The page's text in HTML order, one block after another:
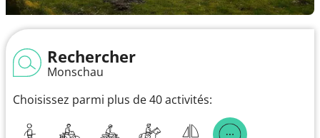
Rechercher
Monschau
Choisissez parmi plus de 40 activités: